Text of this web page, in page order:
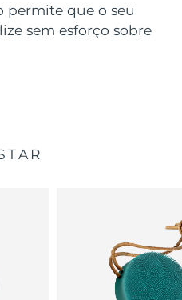
permite que o seu
sem esforço sobre